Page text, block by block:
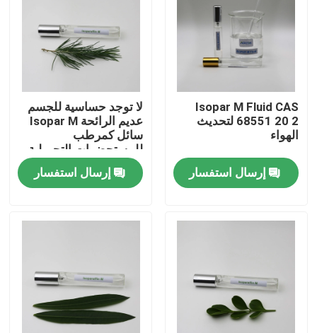
أشرطة فيديو
معلومات عنا
جولة في المعمل
رقابة جودة
اتصل بنا
حالات
سائل ايزوبرافين
Isopar M Fluid CAS
68551 20 2 لتحديث
الهواء
إرسال استفسار
لا توجد حساسية للجسم
عديم الرائحة Isopar M
سائل كمرطب
للمستحضرات التجميلية
إرسال استفسار